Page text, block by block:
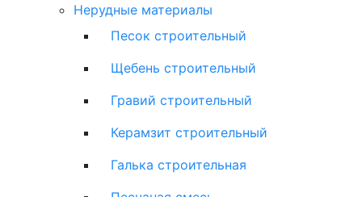
Нерудные материалы
Песок строительный
Щебень строительный
Гравий строительный
Керамзит строительный
Галька строительная